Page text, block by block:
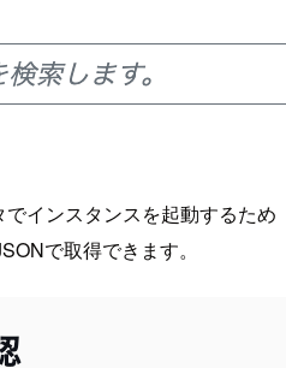
インスタンスを起動するため
で取得できます。